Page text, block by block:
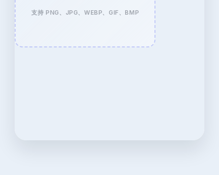
支持 PNG、JPG、WEBP、GIF、BMP